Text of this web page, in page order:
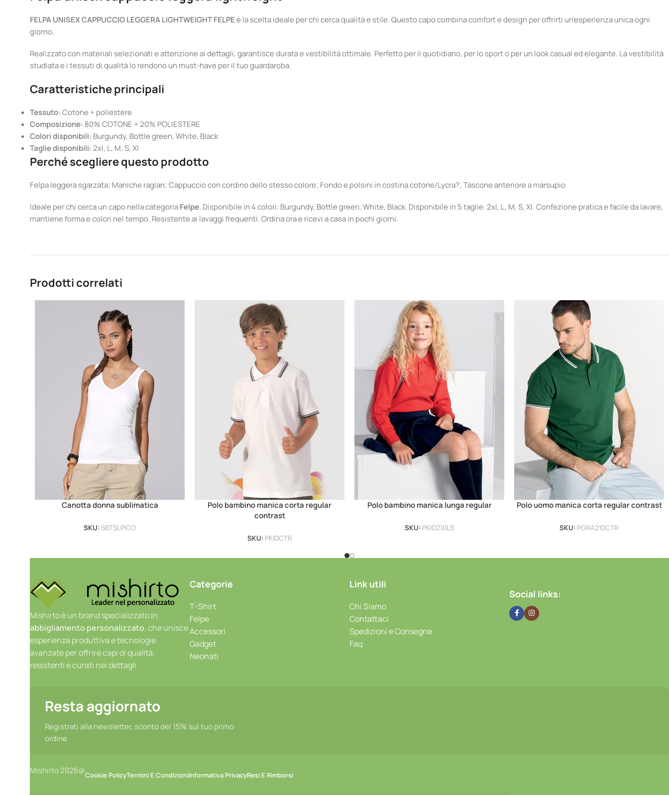
FELPA UNISEX CAPPUCCIO LEGGERA LIGHTWEIGHT FELPEè la scelta ideale per chi cerca qualità e stile. Questo capo combina comfort e design per offrirti un’esperienza unica ogni
giorno.
Realizzato con materiali selezionati e attenzione ai dettagli, garantisce durata e vestibilità ottimale. Perfetto per il quotidiano, per lo sport o per un look casual ed elegante. La vestibilità
studiata e i tessuti di qualità lo rendono un must-have per il tuo guardaroba.
Caratteristiche principali
Tessuto:Cotone + poliestere
Composizione: 80% COTONE + 20% POLIESTERE
Colori disponibili: Burgundy, Bottle green, White, Black
Taglie disponibili:2xl, L, M, S, Xl
Perché scegliere questo prodotto
Felpa leggera sgarzata; Maniche raglan; Cappuccio con cordino dello stesso colore; Fondo e polsini in costina cotone/Lycra?; Tascone anteriore a marsupio
Ideale per chi cerca un capo nella categoriaFelpe. Disponibile in 4 colori: Burgundy, Bottle green, White, Black. Disponibile in 5 taglie: 2xl, L, M, S, Xl. Confezione pratica e facile da lavare,
mantiene forma e colori nel tempo. Resistente ai lavaggi frequenti. Ordina ora e ricevi a casa in pochi giorni.
Prodotti correlati
Canotta donna sublimatica
SKU: SBTSLPICO
Polo bambino manica corta regular
contrast
SKU: PKIDCTR
Polo bambino manica lunga regular
SKU: PKID210LS
Polo uomo manica corta regular contrast
SKU: PORA210CTR
Mishirto è un brand specializzato in
abbigliamento personalizzato, che unisce
esperienza produttiva e tecnologie
avanzate per offrire capi di qualità,
resistenti e curati nei dettagli.
Categorie
T-Shirt
Felpe
Accessori
Gadget
Neonati
Link utili
Chi Siamo
Contattaci
Spedizioni e Consegne
Faq
Social links:
Resta aggiornato
Registrati alla newsletter, sconto del 15% sul tuo primo
ordine
Mishirto 2026@Cookie PolicyTermini E CondizioniInformativa PrivacyResi E Rimborsi